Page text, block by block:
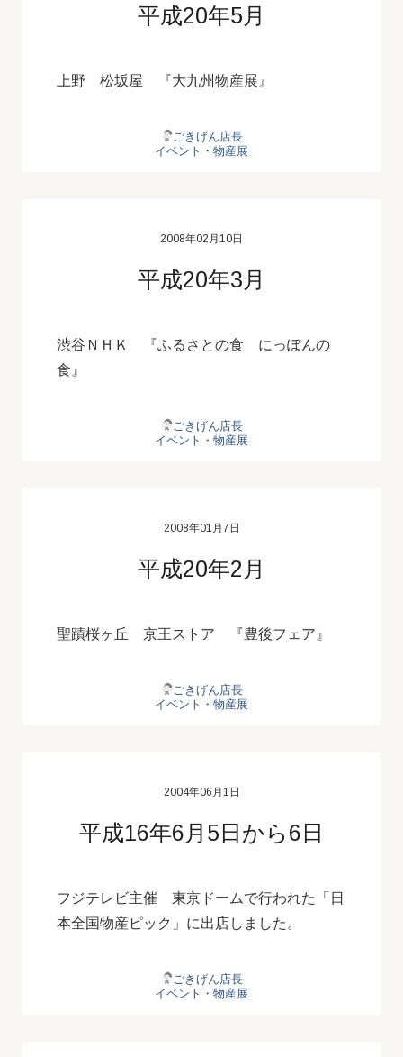
平成20年5月
上野 松坂屋 『大九州物産展』
ごきげん店長
イベント・物産展
2008年02月10日
平成20年3月
渋谷ＮＨＫ 『ふるさとの食 にっぽんの
食』
ごきげん店長
イベント・物産展
2008年01月7日
平成20年2月
聖蹟桜ヶ丘 京王ストア 『豊後フェア』
ごきげん店長
イベント・物産展
2004年06月1日
平成16年6月5日から6日
フジテレビ主催 東京ドームで行われた「日
本全国物産ピック」に出店しました。
ごきげん店長
イベント・物産展